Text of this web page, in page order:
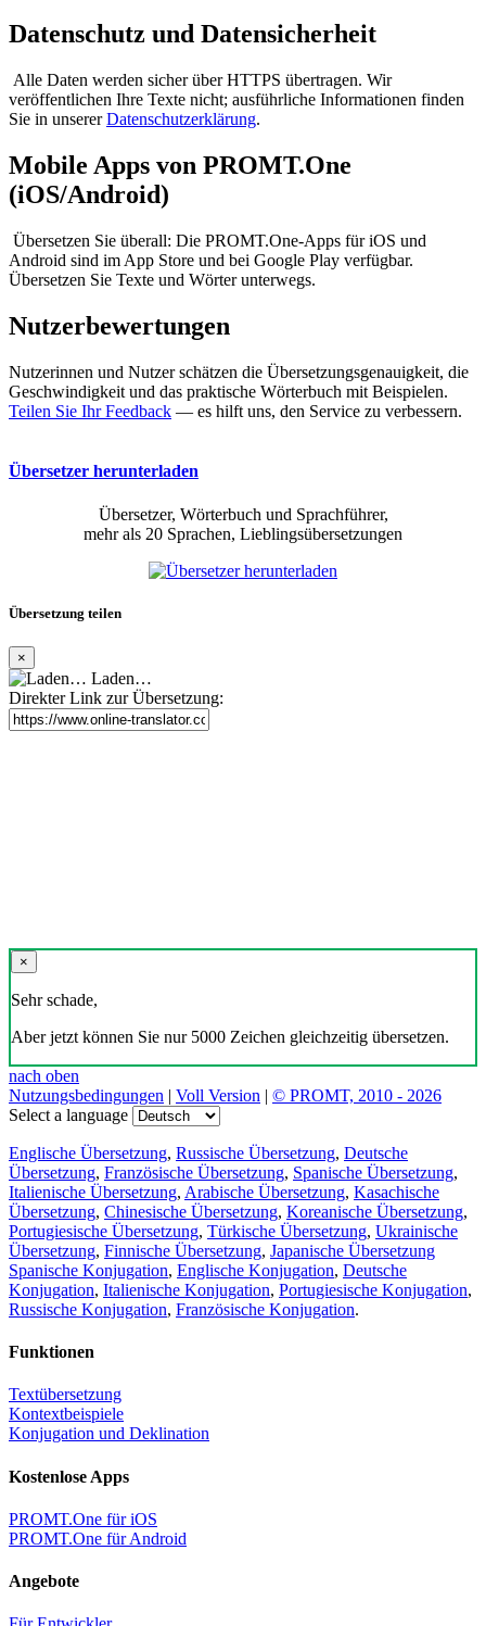
Datenschutz und Datensicherheit
Alle Daten werden sicher über HTTPS übertragen. Wir
veröffentlichen Ihre Texte nicht; ausführliche Informationen finden
Sie in unsererDatenschutzerklärung.
Mobile Apps von PROMT.One
(iOS/Android)
Übersetzen Sie überall: Die PROMT.One-Apps für iOS und
Android sind im App Store und bei Google Play verfügbar.
Übersetzen Sie Texte und Wörter unterwegs.
Nutzerbewertungen
Nutzerinnen und Nutzer schätzen die Übersetzungsgenauigkeit, die
Geschwindigkeit und das praktische Wörterbuch mit Beispielen.
Teilen Sie Ihr Feedback — es hilft uns, den Service zu verbessern.
Übersetzer herunterladen
Übersetzer, Wörterbuch und Sprachführer,
mehr als 20 Sprachen, Lieblingsübersetzungen
Übersetzung teilen
×
Laden…
Direkter Link zur Übersetzung:
×
Sehr schade,
Aber jetzt können Sie nur 5000 Zeichen gleichzeitig übersetzen.
nach oben
Nutzungsbedingungen | Voll Version | © PROMT, 2010 - 2026
Select a language
Englische Übersetzung, Russische Übersetzung, Deutsche
Übersetzung, Französische Übersetzung, Spanische Übersetzung,
Italienische Übersetzung, Arabische Übersetzung, Kasachische
Übersetzung, Chinesische Übersetzung, Koreanische Übersetzung,
Portugiesische Übersetzung, Türkische Übersetzung, Ukrainische
Übersetzung, Finnische Übersetzung, Japanische Übersetzung
Spanische Konjugation, Englische Konjugation, Deutsche
Konjugation, Italienische Konjugation, Portugiesische Konjugation,
Russische Konjugation, Französische Konjugation.
Funktionen
Textübersetzung
Kontextbeispiele
Konjugation und Deklination
Kostenlose Apps
PROMT.One für iOS
PROMT.One für Android
Angebote